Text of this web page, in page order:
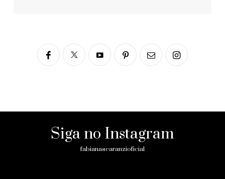
Siga no Instagram
fabianascaranzioficial